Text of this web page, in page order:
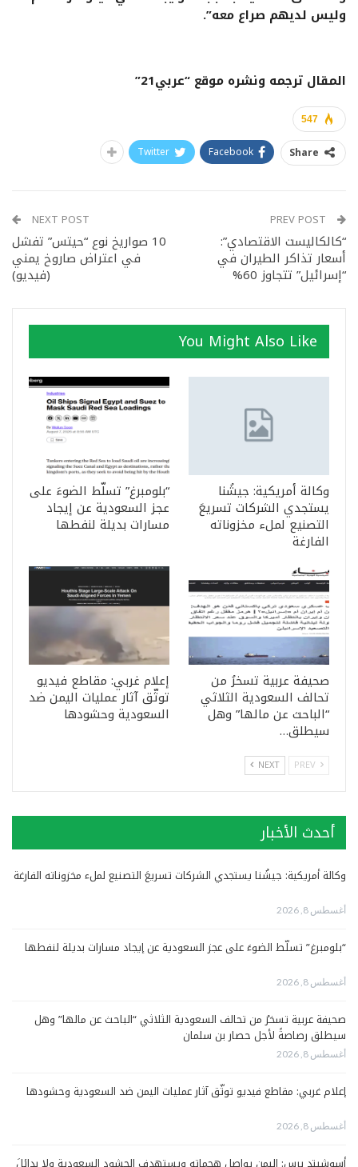
وليس لديهم صراع معه”.
المقال ترجمه ونشره موقع “عربي21”
547
Share
Facebook
Twitter
“كالكاليست الاقتصادي”:
أسعار تذاكر الطيران في
“إسرائيل” تتجاوز 60%
NEXT POST
10 صواريخ نوع “حيتس” تفشل
في اعتراض صاروخ يمني
(فيديو)
You Might Also Like
وكالة أمريكية: جيشُنا
يستجدي الشركات تسريعَ
التصنيع لملء مخزوناته
الفارغة
“بلومبرغ” تسلّط الضوءَ على
عجز السعودية عن إيجاد
مسارات بديلة لنفطها
صحيفة عربية تسخرُ من
تحالف السعودية الثلاثي
“الباحث عن مالها” وهل
سيطلق…
إعلام غربي: مقاطع فيديو
توثّق آثار عمليات اليمن ضد
السعودية وحشودها
NEXT
أحدث الأخبار
وكالة أمريكية: جيشُنا يستجدي الشركات تسريعَ التصنيع لملء مخزوناته الفارغة
أغسطس 8, 2026
“بلومبرغ” تسلّط الضوءَ على عجز السعودية عن إيجاد مسارات بديلة لنفطها
أغسطس 8, 2026
صحيفة عربية تسخرُ من تحالف السعودية الثلاثي “الباحث عن مالها” وهل
سيطلق رصاصةً لأجل حصار بن سلمان
أغسطس 8, 2026
إعلام غربي: مقاطع فيديو توثّق آثار عمليات اليمن ضد السعودية وحشودها
أغسطس 8, 2026